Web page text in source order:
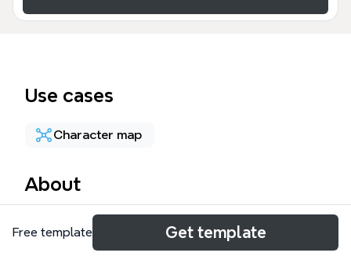
Use cases
Character map
About
生放送の歴史を網羅したXmindマインドマップテンプ
レートは、ニコニコ生放送、ユーストリーム、スティ
Free template Get template